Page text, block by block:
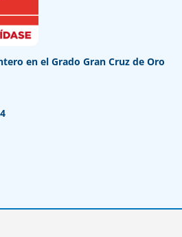
en el Grado Gran Cruz de Oro